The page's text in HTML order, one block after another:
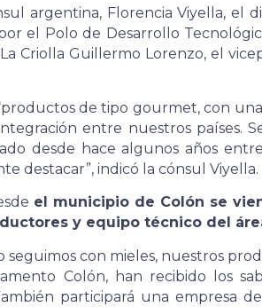
argentina, Florencia Viyella, el
el Polo de Desarrollo
Criolla Guillermo Lorenzo, el
de tipo gourmet, con
entre nuestros países.
desde hace algunos años
destacar”, indicó la cónsul Viyella.
el municipio de Colón se
y equipo técnico del
seguimos con mieles, nuestros
Colón, han recibido los
participará una empresa de